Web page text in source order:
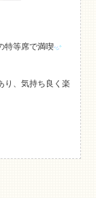
特等席で満喫
り、気持ち良く楽